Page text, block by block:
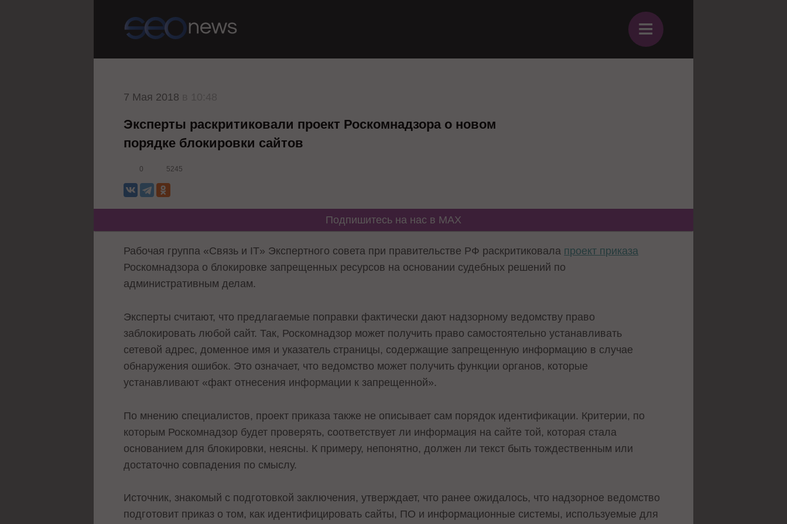
≡
7 Мая 2018
Эксперты раскритиковали проект Роскомнадзора о новом
порядке блокировки сайтов
0 5245
Подпишитесь на нас в MAX
Рабочая группа «Связь и IT» Экспертного совета при правительстве РФ раскритиковала проект приказа
Роскомнадзора о блокировке запрещенных ресурсов на основании судебных решений по
административным делам.
Эксперты считают, что предлагаемые поправки фактически дают надзорному ведомству право
заблокировать любой сайт. Так, Роскомнадзор может получить право самостоятельно устанавливать
сетевой адрес, доменное имя и указатель страницы, содержащие запрещенную информацию в случае
обнаружения ошибок. Это означает, что ведомство может получить функции органов, которые
устанавливают «факт отнесения информации к запрещенной».
По мнению специалистов, проект приказа также не описывает сам порядок идентификации. Критерии, по
которым Роскомнадзор будет проверять, соответствует ли информация на сайте той, которая стала
основанием для блокировки, неясны. К примеру, непонятно, должен ли текст быть тождественным или
достаточно совпадения по смыслу.
Источник, знакомый с подготовкой заключения, утверждает, что ранее ожидалось, что надзорное ведомство
подготовит приказ о том, как идентифицировать сайты, ПО и информационные системы, используемые для